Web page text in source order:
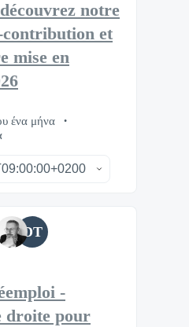
notre
contribution et
mise en
ένα μήνα
DT
-
droite pour